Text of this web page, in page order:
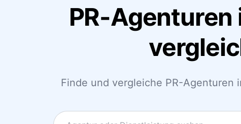
PR-Agenturen
Finde und vergleiche PR-Agenturen